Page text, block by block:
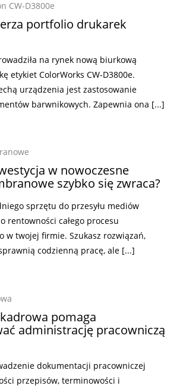
portfolio drukarek
na rynek nową biurkową
etykiet ColorWorks CW-D3800e.
urządzenia jest zastosowanie
barwnikowych. Zapewnia ona [...]
w nowoczesne
szybko się zwraca?
sprzętu do przesyłu mediów
rentowności całego procesu
w twojej firmie. Szukasz rozwiązań,
codzienną pracę, ale [...]
kadrowa pomaga
administrację pracowniczą
dokumentacji pracowniczej
przepisów, terminowości i